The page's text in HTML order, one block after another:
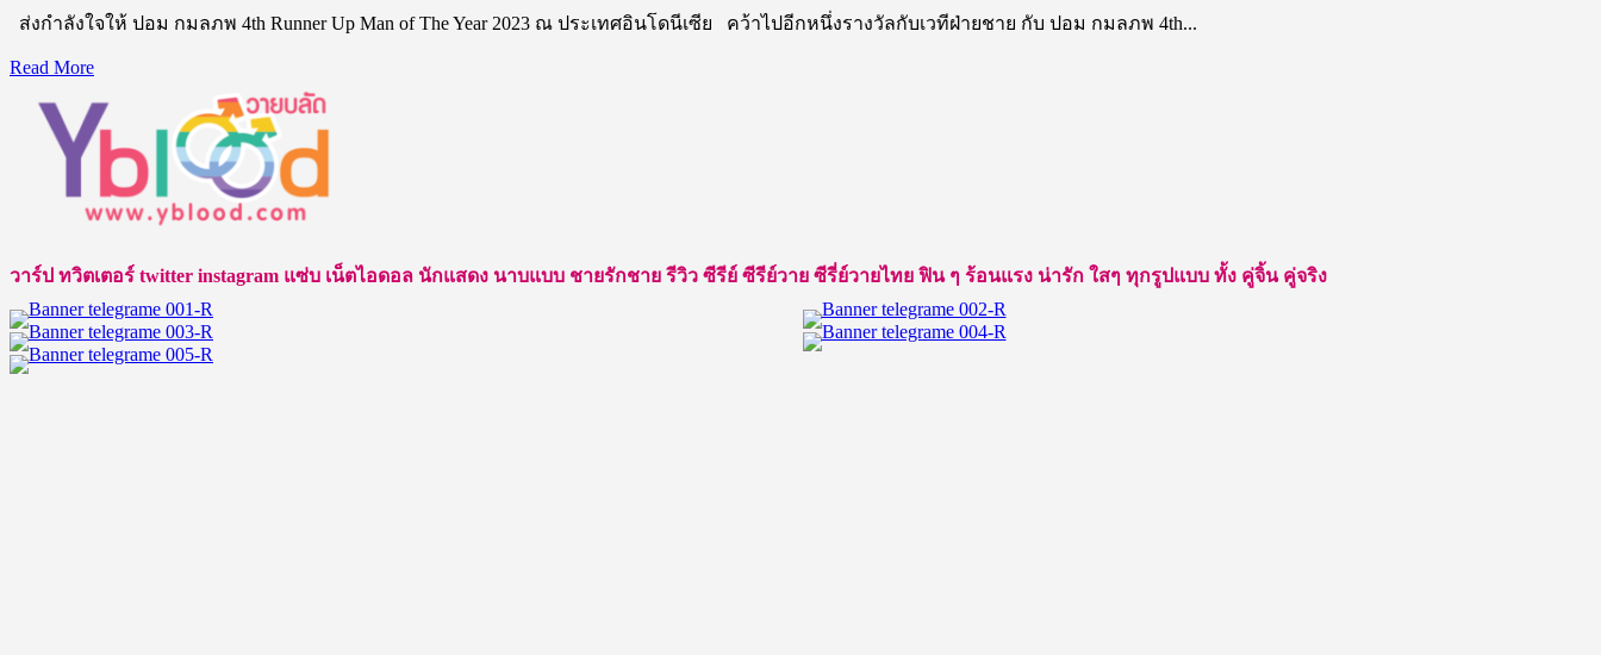
ส่งกำลังใจให้ ปอม กมลภพ 4th Runner Up Man of The Year 2023 ณ ประเทศอินโดนีเซีย คว้าไปอีกหนึ่งรางวัลกับเวทีฝ่ายชาย กับ ปอม กมลภพ 4th...
Read MoreRead
about
ส่ง
กำลัง
ใจ
ให้
กมล
ภพ
4th
Runner
วาร์ป ทวิตเตอร์ twitter instagram แซ่บ เน็ตไอดอล นักแสดง นาบแบบ ชายรักชาย รีวิว ซีรีย์ ซีรีย์วาย ซีรี่ย์วายไทย ฟิน ๆ ร้อนแรง น่ารัก ใสๆ ทุกรูปแบบ ทั้ง คู่จิ้น คู่จริง